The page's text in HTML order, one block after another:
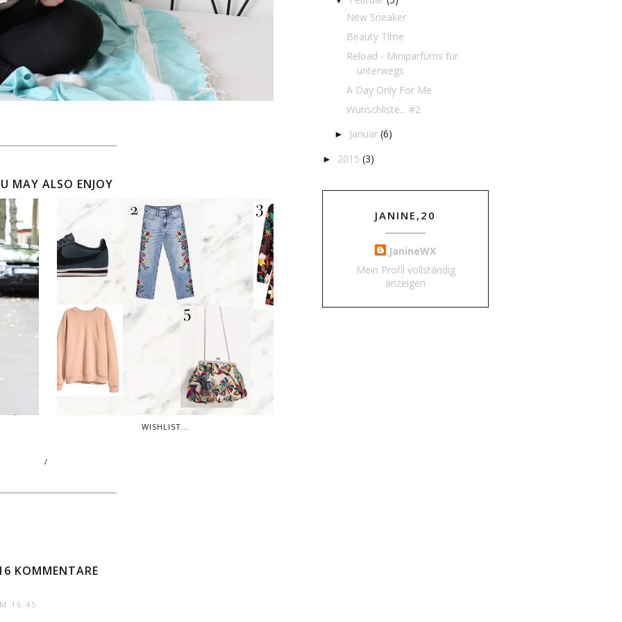
MAY ALSO ENJOY
WISHLIST...
/
KOMMENTARE
16:45
New Sneaker
Beauty Time
Reload - Miniparfüms für
unterwegs
A Day Only For Me
Wunschliste... #2
► Januar (6)
► 2015 (3)
JANINE,20
JanineWX
Mein Profil vollständig
anzeigen